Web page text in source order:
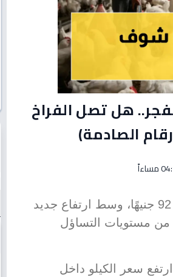
هل تصل الفراخ
بلغ سعر كيلو الفراخ البيضاء للمستهلك في مصر 92 جنيهًا، وسط ارتفاع جديد
من مستويات التساؤل
سعر الكيلو داخل